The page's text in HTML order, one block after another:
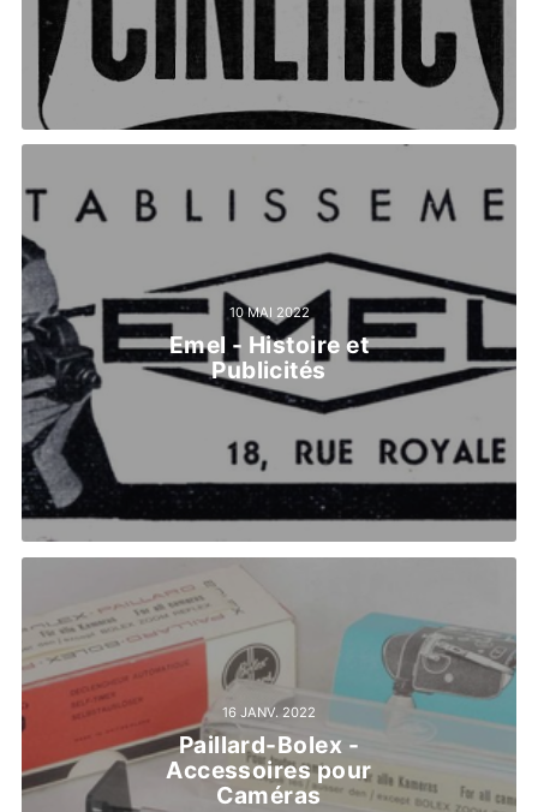
10 MAI 2022
Emel - Histoire et
Publicités
16 JANV. 2022
Paillard-Bolex -
Accessoires pour
Caméras